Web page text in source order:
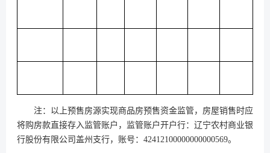
注：以上预售房源实现商品房预售资金监管，房屋销售时应
将购房款直接存入监管账户，监管账户开户行：辽宁农村商业银
行股份有限公司盖州支行，账号：42412100000000000569。